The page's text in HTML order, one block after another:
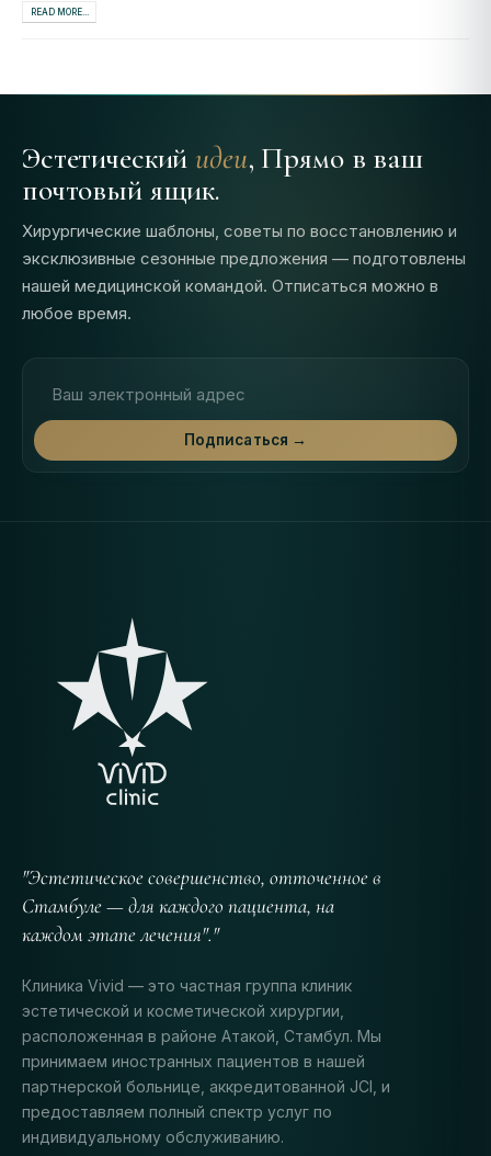
READ MORE...
Эстетический идеи, Прямо в ваш
почтовый ящик.
Хирургические шаблоны, советы по восстановлению и
эксклюзивные сезонные предложения — подготовлены
нашей медицинской командой. Отписаться можно в
любое время.
Подписаться →
"Эстетическое совершенство, отточенное в
Стамбуле — для каждого пациента, на
каждом этапе лечения"."
Клиника Vivid — это частная группа клиник
эстетической и косметической хирургии,
расположенная в районе Атакой, Стамбул. Мы
принимаем иностранных пациентов в нашей
партнерской больнице, аккредитованной JCI, и
предоставляем полный спектр услуг по
индивидуальному обслуживанию.